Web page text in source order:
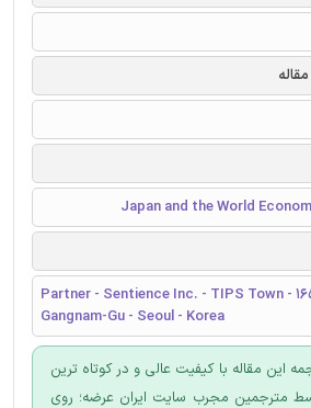
Partner - Sentience Inc. - TIPS Town -
Gangnam-Gu - Seoul - Korea
این مقاله با کیفیت عالی و در کوتاه ترین
مترجمین مجرب سایت ایران عرضه؛ روی